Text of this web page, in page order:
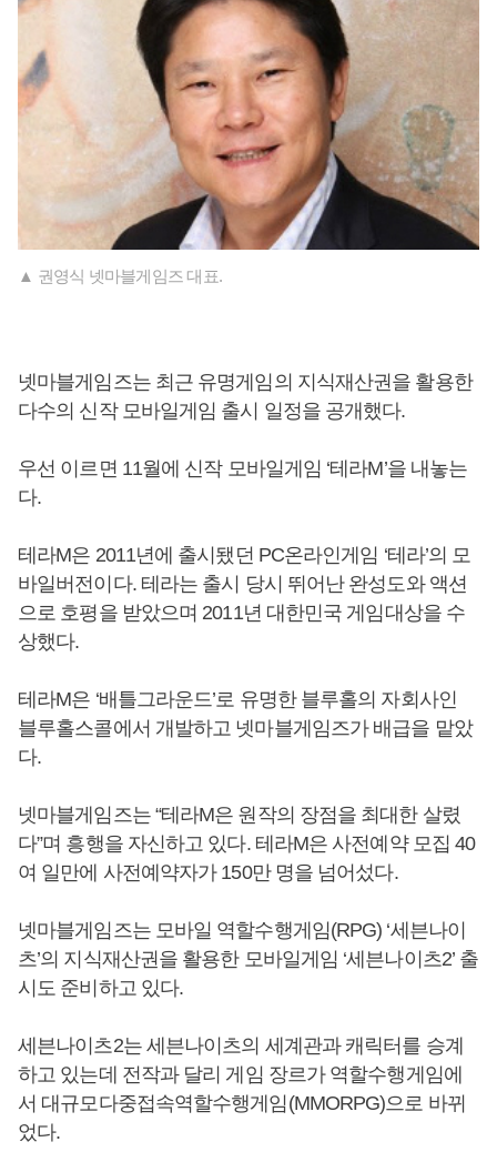
▲ 권영식 넷마블게임즈 대표.
넷마블게임즈는 최근 유명게임의 지식재산권을 활용한
다수의 신작 모바일게임 출시 일정을 공개했다.
우선 이르면 11월에 신작 모바일게임 ‘테라M’을 내놓는
다.
테라M은 2011년에 출시됐던 PC온라인게임 ‘테라’의 모
바일버전이다. 테라는 출시 당시 뛰어난 완성도와 액션
으로 호평을 받았으며 2011년 대한민국 게임대상을 수
상했다.
테라M은 ‘배틀그라운드’로 유명한 블루홀의 자회사인
블루홀스콜에서 개발하고 넷마블게임즈가 배급을 맡았
다.
넷마블게임즈는 “테라M은 원작의 장점을 최대한 살렸
다”며 흥행을 자신하고 있다. 테라M은 사전예약 모집 40
여 일만에 사전예약자가 150만 명을 넘어섰다.
넷마블게임즈는 모바일 역할수행게임(RPG) ‘세븐나이
츠’의 지식재산권을 활용한 모바일게임 ‘세븐나이츠2’ 출
시도 준비하고 있다.
세븐나이츠2는 세븐나이츠의 세계관과 캐릭터를 승계
하고 있는데 전작과 달리 게임 장르가 역할수행게임에
서 대규모다중접속역할수행게임(MMORPG)으로 바뀌
었다.